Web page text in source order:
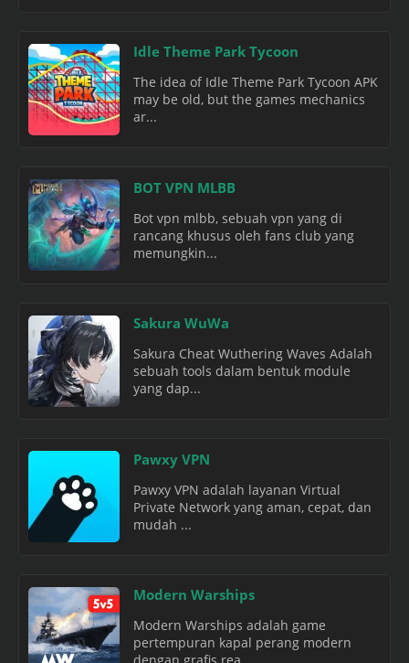
Idle Theme Park Tycoon
The idea of Idle Theme Park Tycoon APK
may be old, but the games mechanics
ar...
BOT VPN MLBB
Bot vpn mlbb, sebuah vpn yang di
rancang khusus oleh fans club yang
memungkin...
Sakura WuWa
Sakura Cheat Wuthering Waves Adalah
sebuah tools dalam bentuk module
yang dap...
Pawxy VPN
Pawxy VPN adalah layanan Virtual
Private Network yang aman, cepat, dan
mudah ...
Modern Warships
Modern Warships adalah game
pertempuran kapal perang modern